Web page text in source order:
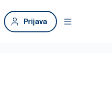
Prijava